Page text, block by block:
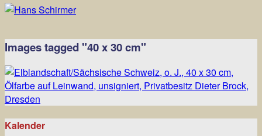
Images tagged "40 x 30 cm"
Kalender